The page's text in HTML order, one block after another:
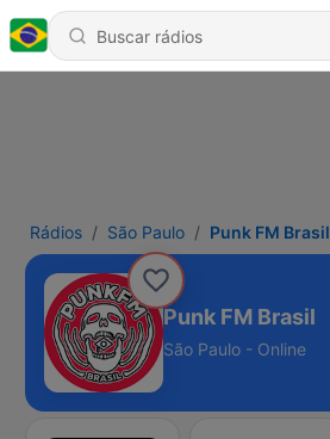
Rádios São Paulo Punk FM Brasil
Punk FM Brasil
São Paulo - Online